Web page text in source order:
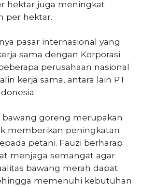
hektar juga meningkat
per hektar.
pasar internasional yang
sama dengan Korporasi
perusahaan nasional
kerja sama, antara lain PT
bawang goreng merupakan
memberikan peningkatan
petani. Fauzi berharap
menjaga semangat agar
bawang merah dapat
memenuhi kebutuhan